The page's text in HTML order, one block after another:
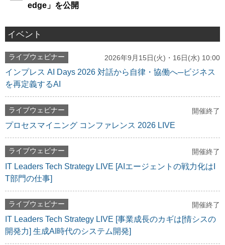
edge」を公開
イベント
ライブウェビナー 2026年9月15日(火)・16日(水) 10:00
インプレス AI Days 2026 対話から自律・協働へ─ビジネス
を再定義するAI
ライブウェビナー 開催終了
プロセスマイニング コンファレンス 2026 LIVE
ライブウェビナー 開催終了
IT Leaders Tech Strategy LIVE [AIエージェントの戦力化はI
T部門の仕事]
ライブウェビナー 開催終了
IT Leaders Tech Strategy LIVE [事業成長のカギは[情シスの
開発力] 生成AI時代のシステム開発]